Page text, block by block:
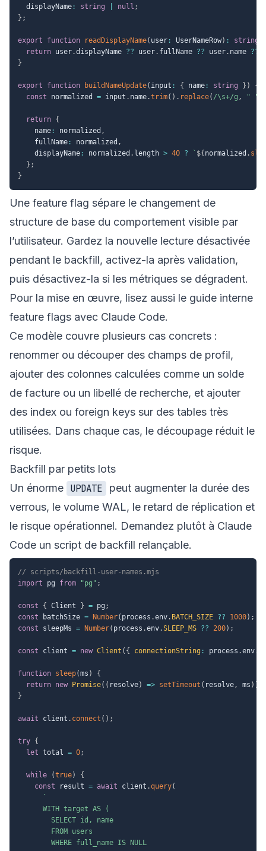
  displayName
: string null ;
} ;
export function readDisplayName( user : UserNameRow) : string
return user.displayName ?? user. fullName ?? user. name ??
}
export function buildNameUpdate( input : { name : string } )
{
const normalized = input . name.trim( ) . replace( /\s+/g , " "
return {
    name
: normalized ,
    fullName
: normalized ,
    displayName
: normalized . length > 40 ? ` ${ normalized .
} ;
}
Une feature flag sépare le changement de
structure de base du comportement visible par
l’utilisateur. Gardez la nouvelle lecture désactivée
pendant le backfill, activez-la après validation,
puis désactivez-la si les métriques se dégradent.
Pour la mise en œuvre, lisez aussi le guide interne
feature flags avec Claude Code.
Ce modèle couvre plusieurs cas concrets :
renommer ou découper des champs de profil,
ajouter des colonnes calculées comme un solde
de facture ou un libellé de recherche, et ajouter
des index ou foreign keys sur des tables très
utilisées. Dans chaque cas, le découpage réduit le
risque.
Backfill par petits lots
Un énorme UPDATE
peut augmenter la durée des
verrous, le volume WAL, le retard de réplication et
le risque opérationnel. Demandez plutôt à Claude
Code un script de backfill relançable.
// scripts/backfill-user-names.mjs
import pg from "pg" ;
const { Client } = pg ;
const batchSize = Number( process .env. BATCH_SIZE ?? 1000) ;
const sleepMs = Number( process .env.SLEEP_MS ?? 200) ;
const client = new Client ( { connectionString : process .env.
function sleep(ms )
{
return new Promise( ( resolve) => setTimeout ( resolve, ms ) )
}
await client . connect ( ) ;
try {
let total = 0;
while (true)
{
const result = await client .query(
`
      WITH target AS (
        SELECT id, name
        FROM users
        WHERE full_name IS NULL